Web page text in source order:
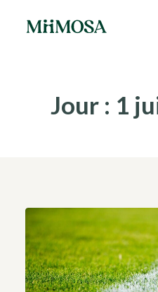
Épargne
Recherche
Jour : 1